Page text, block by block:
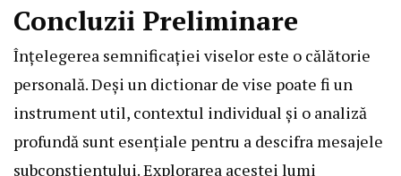
Concluzii Preliminare
Înțelegerea semnificației viselor este o călătorie
personală. Deși un dictionar de vise poate fi un
instrument util, contextul individual și o analiză
profundă sunt esențiale pentru a descifra mesajele
subconștientului. Explorarea acestei lumi